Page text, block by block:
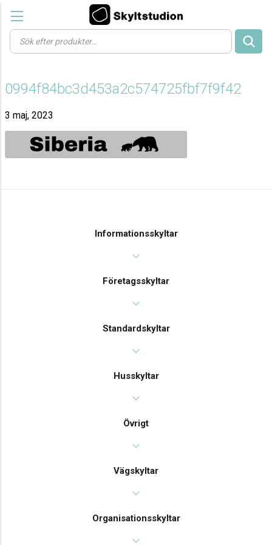
Products
search
0994f84bc3d453a2c574725fbf7f9f42
3 maj, 2023
Informationsskyltar
expand_more
Företagsskyltar
expand_more
Standardskyltar
expand_more
Husskyltar
expand_more
Övrigt
expand_more
Vägskyltar
expand_more
Organisationsskyltar
expand_more